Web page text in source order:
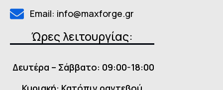
Email: info@maxforge.gr
Ώρες λειτουργίας:
Δευτέρα – Σάββατο: 09:00-18:00